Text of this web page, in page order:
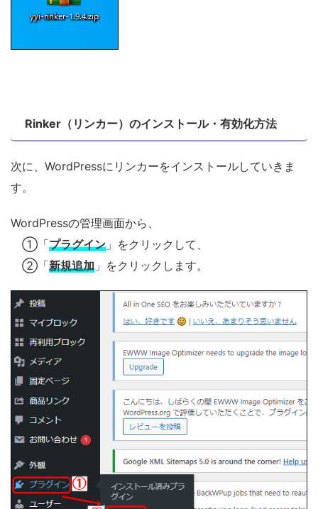
Rinker（リンカー）のインストール・有効化方法
次に、WordPressにリンカーをインストールしていきま
す。
WordPressの管理画面から、
①「プラグイン 」をクリックして、
②「新規追加 」をクリックします。